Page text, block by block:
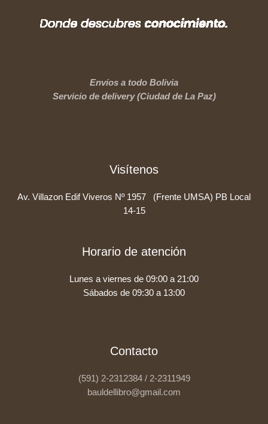
Envíos a todo Bolivia
Servicio de delivery (Ciudad de La Paz)
Visítenos
Av. Villazon Edif Viveros Nº 1957 (Frente UMSA) PB Local
14-15
Horario de atención
Lunes a viernes de 09:00 a 21:00
Sábados de 09:30 a 13:00
Contacto
(591) 2-2312384 / 2-2311949
bauldellibro@gmail.com